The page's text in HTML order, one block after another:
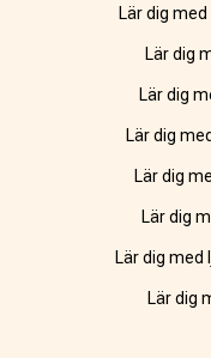
Lär dig
Lär dig
Lär dig
Lär dig
Lär dig
Lär dig
Lär dig med
Lär dig